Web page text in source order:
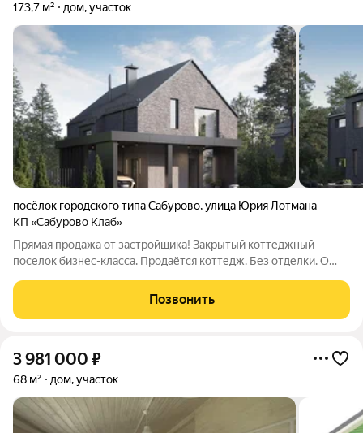
173,7 м² дом, участок
посёлок городского типа Сабурово,улица Юрия Лотмана
КП «Сабурово Клаб»
Прямая продажа от застройщика! Закрытый коттеджный
поселок бизнес-класса. Продаётся коттедж. Без отделки. О
эксклюзивный проект бизнес-класса от девелопера «ФСК»,
расположенный в живописном уголке
Позвонить
3 981 000 ₽
68 м² дом, участок